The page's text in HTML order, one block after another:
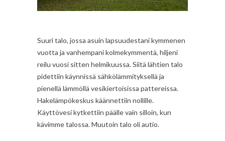
Suuri talo, jossa asuin lapsuudestani kymmenen
vuotta ja vanhempani kolmekymmentä, hiljeni
reilu vuosi sitten helmikuussa. Siitä lähtien talo
pidettiin käynnissä sähkölämmityksellä ja
pienellä lämmöllä vesikiertoisissa pattereissa.
Hakelämpökeskus käännettiin nollille.
Käyttövesi kytkettiin päälle vain silloin, kun
kävimme talossa. Muutoin talo oli autio.